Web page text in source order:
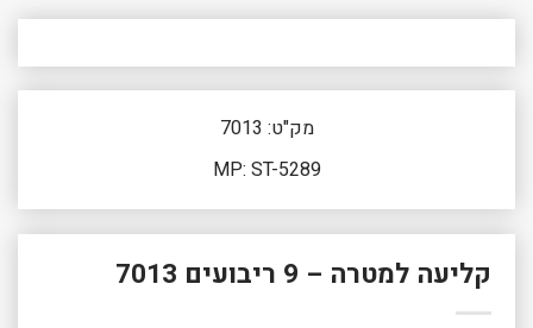
מק"ט: 7013
MP: ST-5289
קליעה למטרה – 9 ריבועים 7013